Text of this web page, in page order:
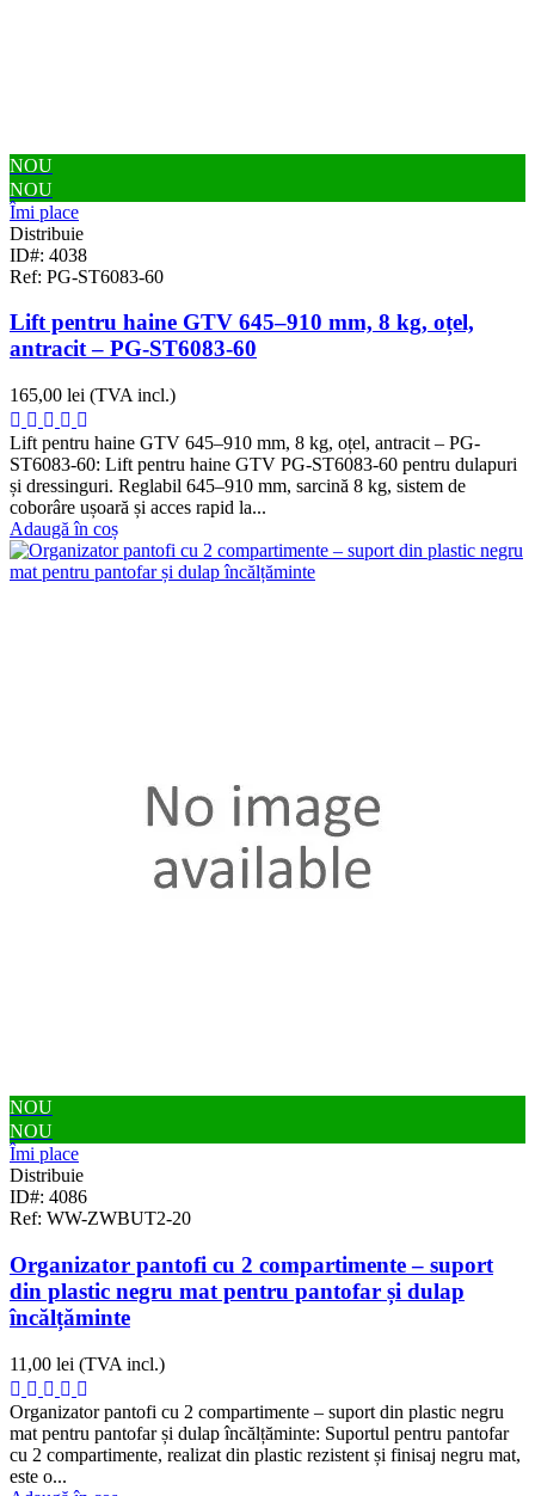
NOU
NOU
Îmi place
Distribuie
ID#: 4038
Ref: PG-ST6083-60
Lift pentru haine GTV 645–910 mm, 8 kg, oțel,
antracit – PG-ST6083-60
165,00 lei (TVA incl.)
Lift pentru haine GTV 645–910 mm, 8 kg, oțel, antracit – PG-
ST6083-60: Lift pentru haine GTV PG-ST6083-60 pentru dulapuri
și dressinguri. Reglabil 645–910 mm, sarcină 8 kg, sistem de
coborâre ușoară și acces rapid la...
Adaugă în coș
NOU
NOU
Îmi place
Distribuie
ID#: 4086
Ref: WW-ZWBUT2-20
Organizator pantofi cu 2 compartimente – suport
din plastic negru mat pentru pantofar și dulap
încălțăminte
11,00 lei (TVA incl.)
Organizator pantofi cu 2 compartimente – suport din plastic negru
mat pentru pantofar și dulap încălțăminte: Suportul pentru pantofar
cu 2 compartimente, realizat din plastic rezistent și finisaj negru mat,
este o...